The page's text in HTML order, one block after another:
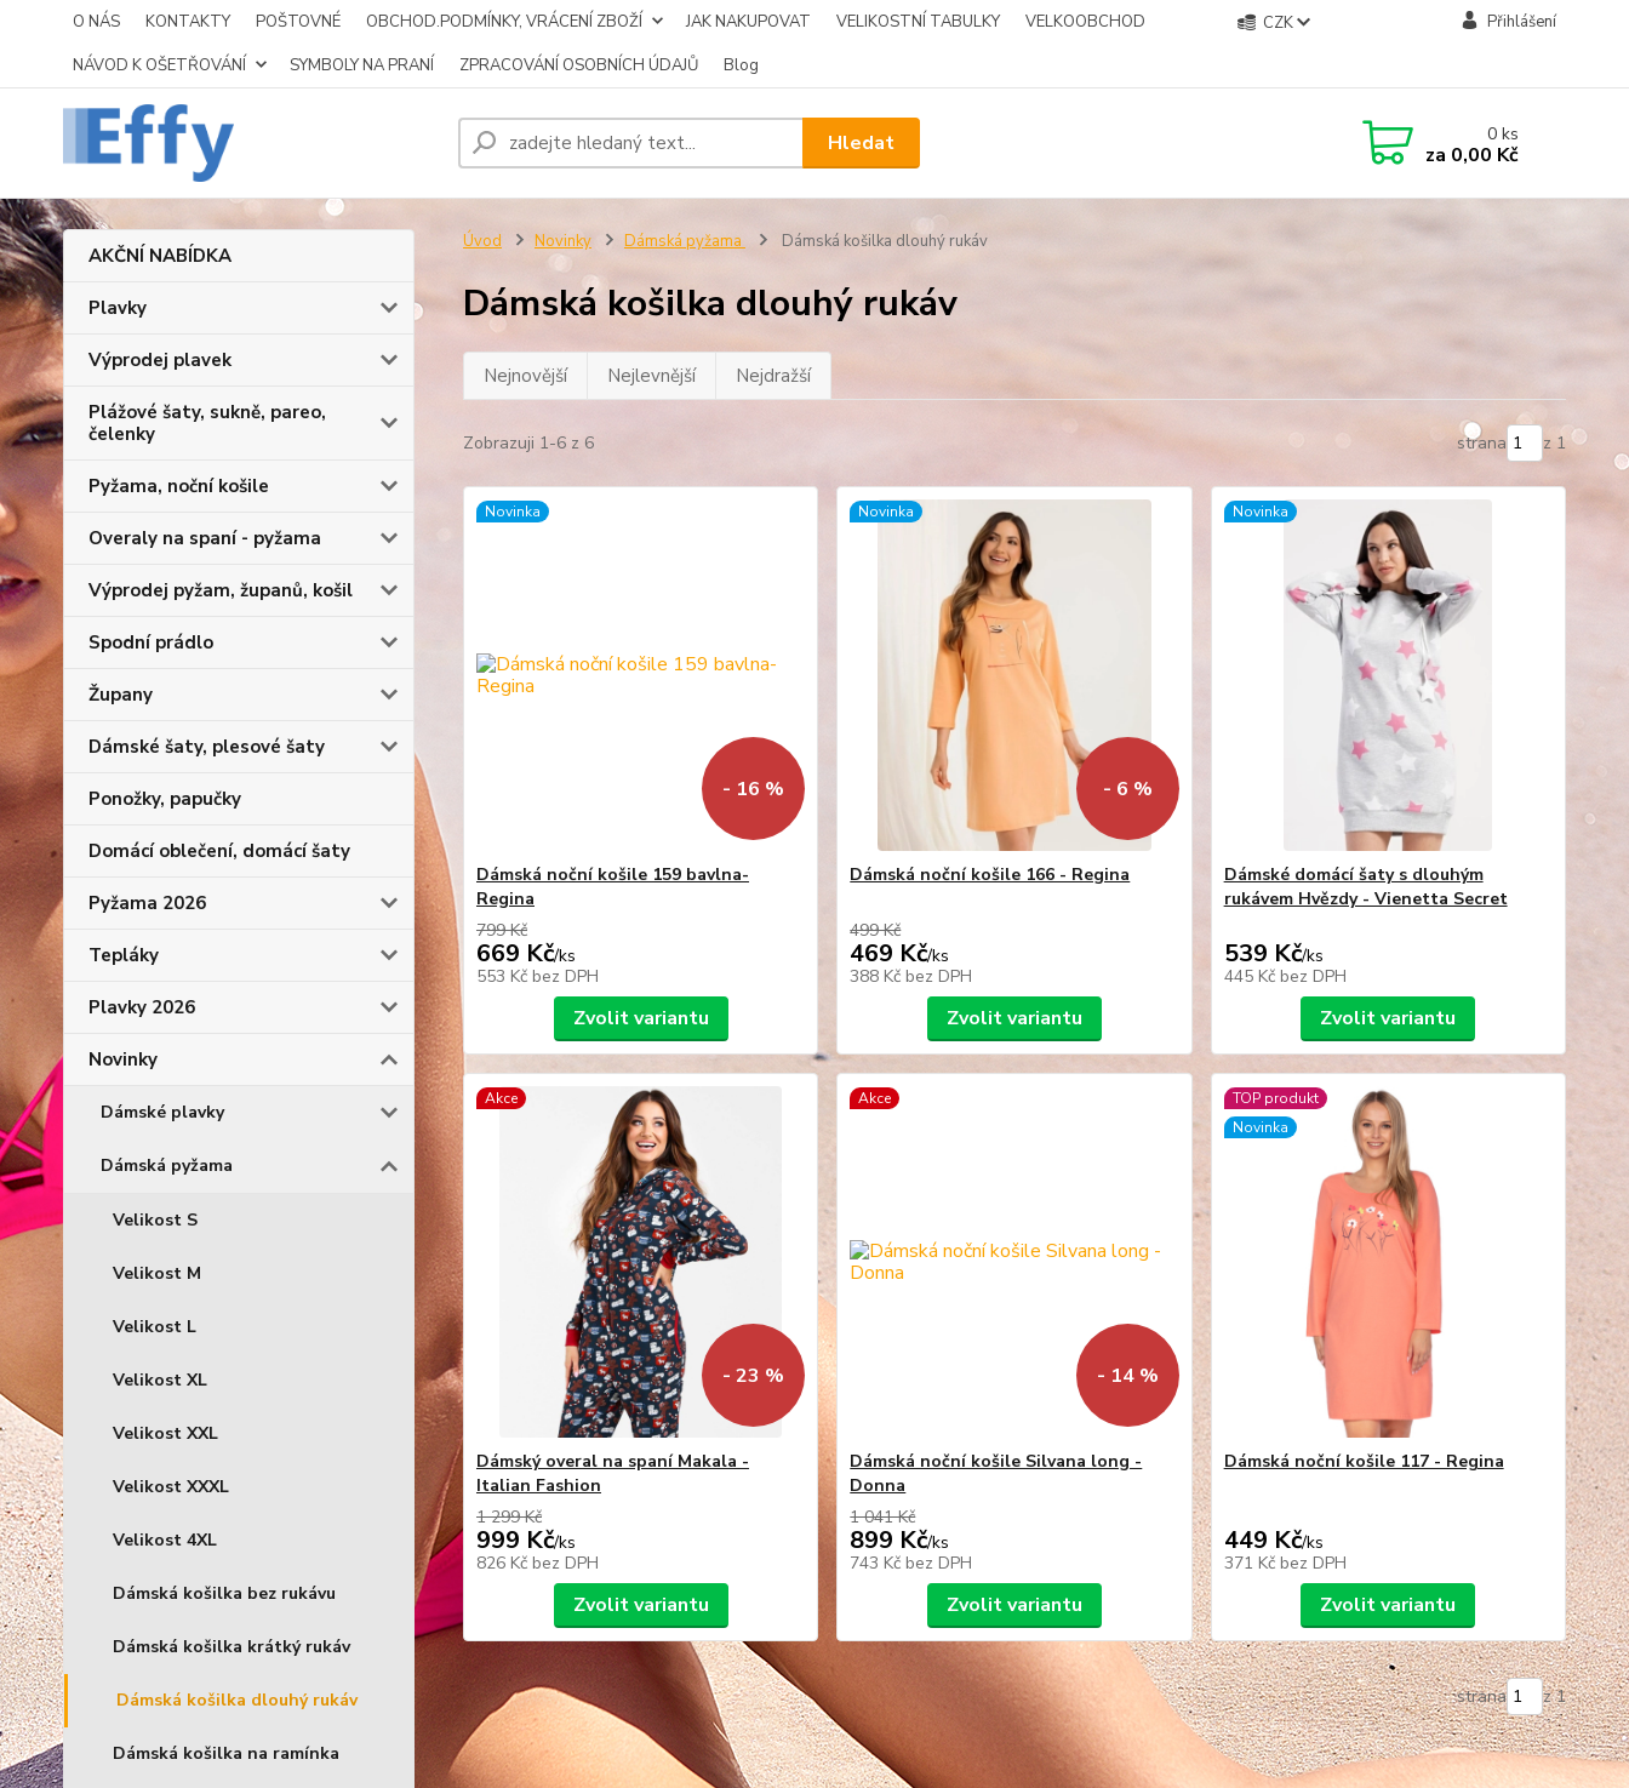
O NÁS KONTAKTY POŠTOVNÉ OBCHOD.PODMÍNKY, VRÁCENÍ ZBOŽÍ JAK NAKUPOVAT VELIKOSTNÍ TABULKY
VELKOOBCHOD
NÁVOD K OŠETŘOVÁNÍ
SYMBOLY NA PRANÍ ZPRACOVÁNÍ OSOBNÍCH ÚDAJŮ Blog
CZK Přihlášení
Hledat 0ks
za 0,00 Kč
AKČNÍ NABÍDKA
Plavky
Výprodej plavek
Plážové šaty, sukně, pareo,
čelenky
Pyžama, noční košile
Overaly na spaní - pyžama
Výprodej pyžam, županů, košil
Spodní prádlo
Župany
Dámské šaty, plesové šaty
Ponožky, papučky
Domácí oblečení, domácí šaty
Pyžama 2026
Tepláky
Plavky 2026
Novinky
Dámské plavky
Dámská pyžama
Velikost S
Velikost M
Velikost L
Velikost XL
Velikost XXL
Velikost XXXL
Velikost 4XL
Dámská košilka bez rukávu
Dámská košilka krátký rukáv
Dámská košilka dlouhý rukáv
Dámská košilka na ramínka
Úvod Novinky Dámská pyžama Dámská košilka dlouhý rukáv
Dámská košilka dlouhý rukáv
Nejnovější Nejlevnější Nejdražší
Zobrazuji 1-6 z 6 strana z 1
Novinka
- 16 %
Dámská noční košile 159 bavlna-
Regina
799 Kč
669 Kč/ks
553 Kč bez DPH
Zvolit variantu
Novinka
- 6 %
Dámská noční košile 166 - Regina
499 Kč
469 Kč/ks
388 Kč bez DPH
Zvolit variantu
Novinka
Dámské domácí šaty s dlouhým
rukávem Hvězdy - Vienetta Secret
539 Kč/ks
445 Kč bez DPH
Zvolit variantu
Akce
- 23 %
Dámský overal na spaní Makala -
Italian Fashion
1 299 Kč
999 Kč/ks
826 Kč bez DPH
Zvolit variantu
Akce
- 14 %
Dámská noční košile Silvana long -
Donna
1 041 Kč
899 Kč/ks
743 Kč bez DPH
Zvolit variantu
TOP produkt
Novinka
Dámská noční košile 117 - Regina
449 Kč/ks
371 Kč bez DPH
Zvolit variantu
strana z 1